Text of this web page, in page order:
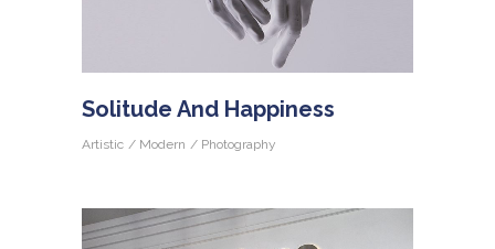
Solitude And Happiness
Artistic Modern Photography